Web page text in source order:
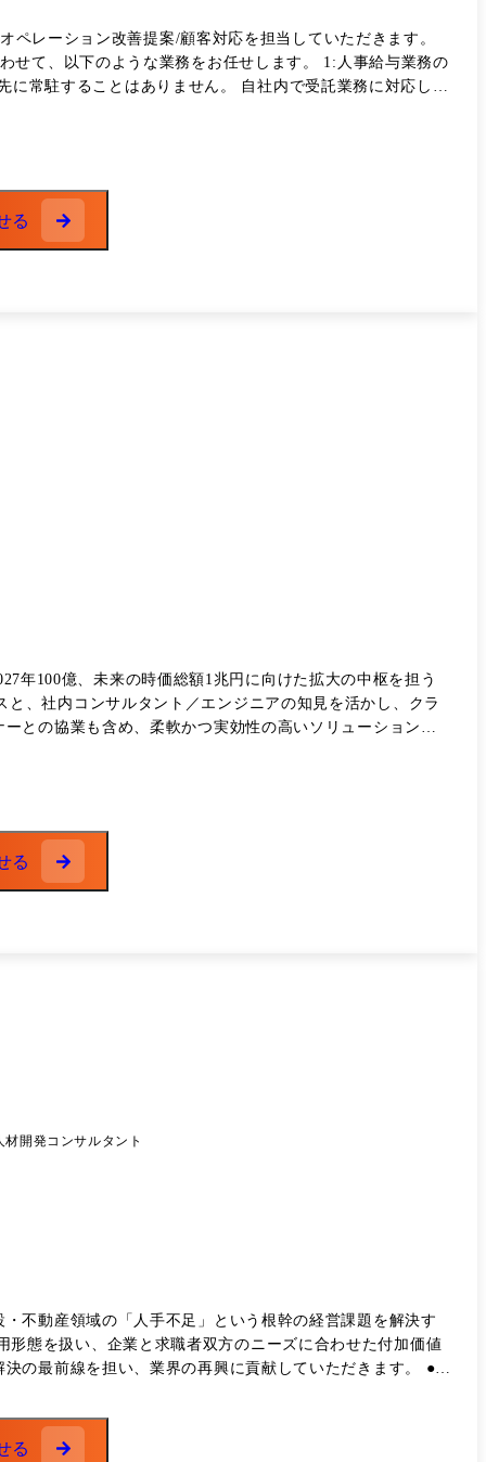
レーション改善提案/顧客対応を担当していただきます。
常駐することはありません。 自社内で受託業務に対応しま
る
年100億、未来の時価総額1兆円に向けた拡大の中枢を担う
との協業も含め、柔軟かつ実効性の高いソリューションを
くことを期待しています。
る
材開発コンサルタント
不動産領域の「人手不足」という根幹の経営課題を解決す
最前線を担い、業界の再興に貢献していただきます。 ●メ
る